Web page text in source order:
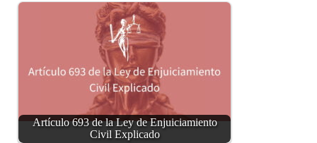
Artículo 693 de la Ley de Enjuiciamiento
Civil Explicado